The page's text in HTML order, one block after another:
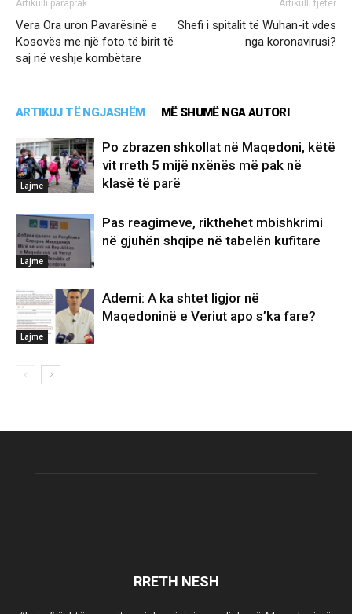
Artikulli paraprak
Vera Ora uron Pavarësinë e
Kosovës me një foto të birit të
saj në veshje kombëtare
Artikulli tjetër
Shefi i spitalit të Wuhan-it vdes
nga koronavirusi?
ARTIKUJ TË NGJASHËM MË SHUMË NGA AUTORI
Lajme
Po zbrazen shkollat në Maqedoni, këtë
vit rreth 5 mijë nxënës më pak në
klasë të parë
Lajme
Pas reagimeve, rikthehet mbishkrimi
në gjuhën shqipe në tabelën kufitare
Lajme
Ademi: A ka shtet ligjor në
Maqedoninë e Veriut apo s’ka fare?
RRETH NESH